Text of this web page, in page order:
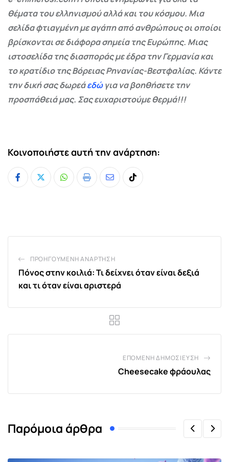
θέματα του ελληνισμού αλλά και του κόσμου. Μια
σελίδα φτιαγμένη με αγάπη από ανθρώπους οι οποίοι
βρίσκονται σε διάφορα σημεία της Ευρώπης. Μιας
ιστοσελίδα της διασποράς με έδρα την Γερμανία και
το κρατίδιο της Βόρειας Ρηνανίας-Βεστφαλίας. Κάντε
την δική σας δωρεάεδώγια να βοηθήσετε την
προσπάθειά μας. Σας ευχαριστούμε θερμά!!!
Κοινοποιήστε αυτή την ανάρτηση:
Whatsapp
Print
ShareTiktok
ΠΡΟΗΓΟΎΜΕΝΗ ΑΝΆΡΤΗΣΗ
Πόνος στην κοιλιά: Τι δείχνει όταν είναι δεξιά
και τι όταν είναι αριστερά
ΕΠΌΜΕΝΗ ΔΗΜΟΣΊΕΥΣΗ
Cheesecake φράουλας
Παρόμοια άρθρα